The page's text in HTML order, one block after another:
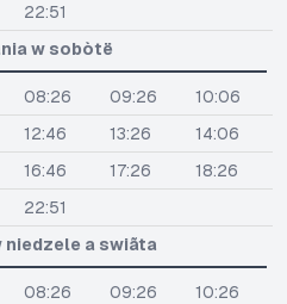
22:51
w sobòtë
08:26 09:26
10:06
12:46 13:26
14:06
16:46 17:26
18:26
22:51
niedzele a swiãta
08:26 09:26
10:26